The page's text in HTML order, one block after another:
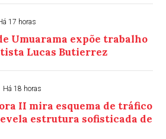
17 horas
Umuarama expõe trabalho
Lucas Butierrez
Há 18 horas
II mira esquema de tráfico
estrutura sofisticada de